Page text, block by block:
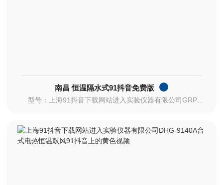
南昌 恒温隔水式91抖音免费版
型号：上海91抖音下载网站进入实验仪器有限公司GRP-9050